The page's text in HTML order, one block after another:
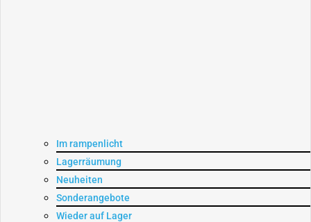
Im rampenlicht
Lagerräumung
Neuheiten
Sonderangebote
Wieder auf Lager